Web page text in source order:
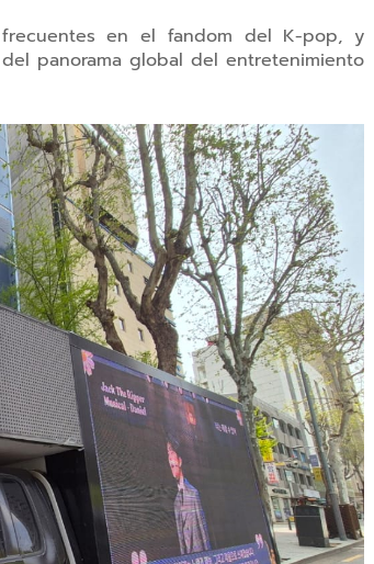
en el fandom del K-pop, y
panorama global del entretenimiento